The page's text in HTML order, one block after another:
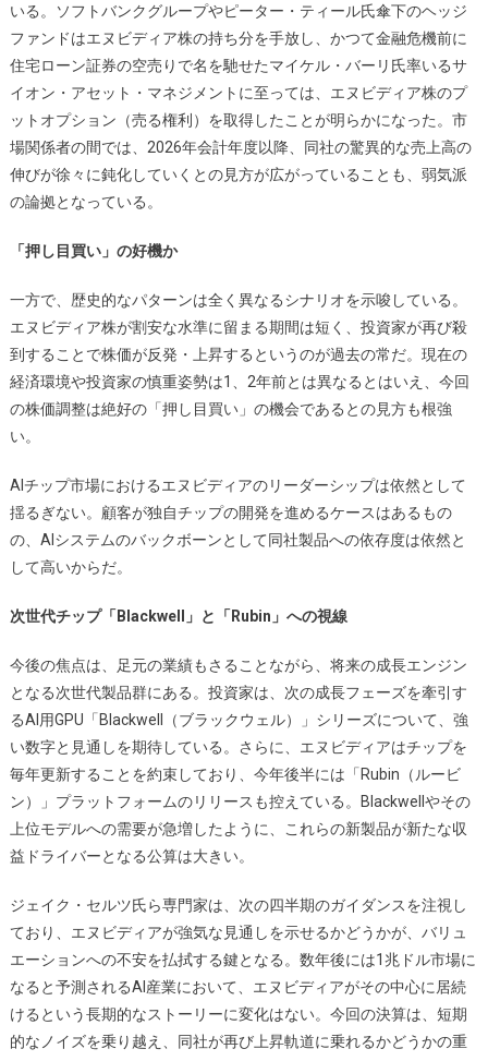
いる。ソフトバンクグループやピーター・ティール氏傘下のヘッジ
ファンドはエヌビディア株の持ち分を手放し、かつて金融危機前に
住宅ローン証券の空売りで名を馳せたマイケル・バーリ氏率いるサ
イオン・アセット・マネジメントに至っては、エヌビディア株のプ
ットオプション（売る権利）を取得したことが明らかになった。市
場関係者の間では、2026年会計年度以降、同社の驚異的な売上高の
伸びが徐々に鈍化していくとの見方が広がっていることも、弱気派
の論拠となっている。
「押し目買い」の好機か
一方で、歴史的なパターンは全く異なるシナリオを示唆している。
エヌビディア株が割安な水準に留まる期間は短く、投資家が再び殺
到することで株価が反発・上昇するというのが過去の常だ。現在の
経済環境や投資家の慎重姿勢は1、2年前とは異なるとはいえ、今回
の株価調整は絶好の「押し目買い」の機会であるとの見方も根強
い。
AIチップ市場におけるエヌビディアのリーダーシップは依然として
揺るぎない。顧客が独自チップの開発を進めるケースはあるもの
の、AIシステムのバックボーンとして同社製品への依存度は依然と
して高いからだ。
次世代チップ「Blackwell」と「Rubin」への視線
今後の焦点は、足元の業績もさることながら、将来の成長エンジン
となる次世代製品群にある。投資家は、次の成長フェーズを牽引す
るAI用GPU「Blackwell（ブラックウェル）」シリーズについて、強
い数字と見通しを期待している。さらに、エヌビディアはチップを
毎年更新することを約束しており、今年後半には「Rubin（ルービ
ン）」プラットフォームのリリースも控えている。Blackwellやその
上位モデルへの需要が急増したように、これらの新製品が新たな収
益ドライバーとなる公算は大きい。
ジェイク・セルツ氏ら専門家は、次の四半期のガイダンスを注視し
ており、エヌビディアが強気な見通しを示せるかどうかが、バリュ
エーションへの不安を払拭する鍵となる。数年後には1兆ドル市場に
なると予測されるAI産業において、エヌビディアがその中心に居続
けるという長期的なストーリーに変化はない。今回の決算は、短期
的なノイズを乗り越え、同社が再び上昇軌道に乗れるかどうかの重